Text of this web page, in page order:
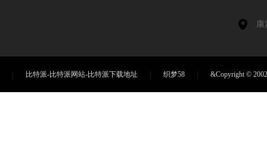
康
比特派-比特派网站-比特派下载地址 织梦58 &Copyright ©